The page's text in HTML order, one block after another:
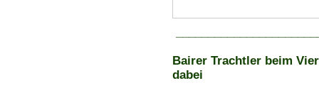
Bairer Trachtler beim
dabei